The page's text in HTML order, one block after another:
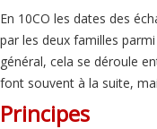
En 10CO les dates des
par les deux familles
général, cela se déroule
font souvent à la suite,
Principes